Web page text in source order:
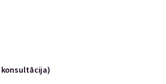
konsultācija)